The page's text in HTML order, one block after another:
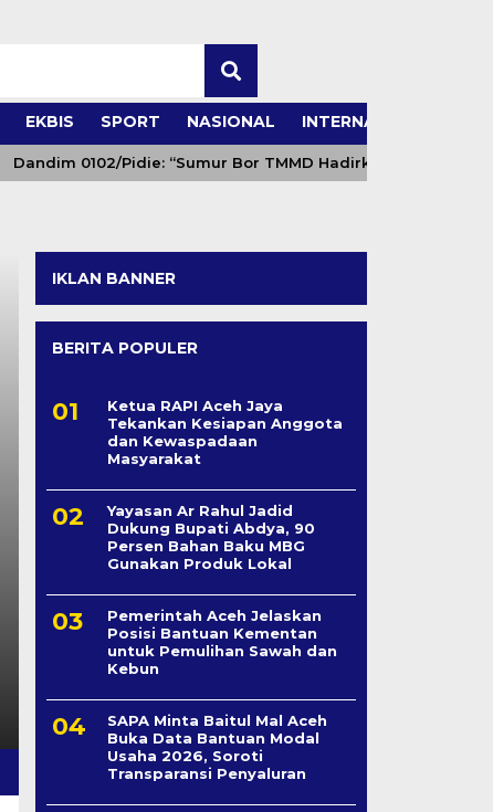
EKBIS SPORT NASIONAL INTERNASIONAL
Dandim 0102/Pidie: “Sumur Bor TMMD Hadirkan Sumber
IKLAN BANNER
BERITA POPULER
Ketua RAPI Aceh Jaya
Tekankan Kesiapan Anggota
dan Kewaspadaan
Masyarakat
Yayasan Ar Rahul Jadid
Dukung Bupati Abdya, 90
Persen Bahan Baku MBG
Gunakan Produk Lokal
Pemerintah Aceh Jelaskan
Posisi Bantuan Kementan
untuk Pemulihan Sawah dan
Kebun
SAPA Minta Baitul Mal Aceh
Buka Data Bantuan Modal
Usaha 2026, Soroti
Transparansi Penyaluran